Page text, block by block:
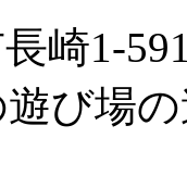
崎1-
び場の